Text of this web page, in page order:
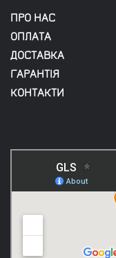
ПРО НАС
ОПЛАТА
ДОСТАВКА
ГАРАНТІЯ
КОНТАКТИ